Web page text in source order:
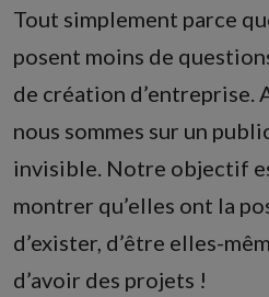
Tout simplement parce
posent moins de
de création d’entreprise.
nous sommes sur un
invisible. Notre objectif
montrer qu’elles ont la
d’exister, d’être elles-
d’avoir des projets !